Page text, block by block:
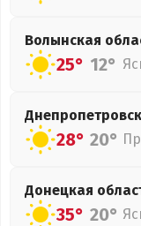
Волынская
25° 12°
28° 20°
Донецкая
35° 20°